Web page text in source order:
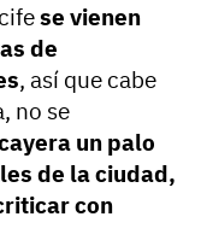
se vienen
de
, así que cabe
no se
un palo
de la ciudad,
con